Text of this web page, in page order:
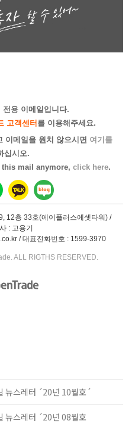
전용 이메일입니다.
고객센터 를 이용해주세요.
이메일을 원치 않으시면 여기를
십시오.
this mail anymore, click here.
12층 33호(에이플러스에셋타워) /
: 고용기
/ 대표전화번호 : 1599-3970
ALL RIGTHS RESERVED.
뉴스레터 ´20년 10월호´
뉴스레터 ´20년 08월호